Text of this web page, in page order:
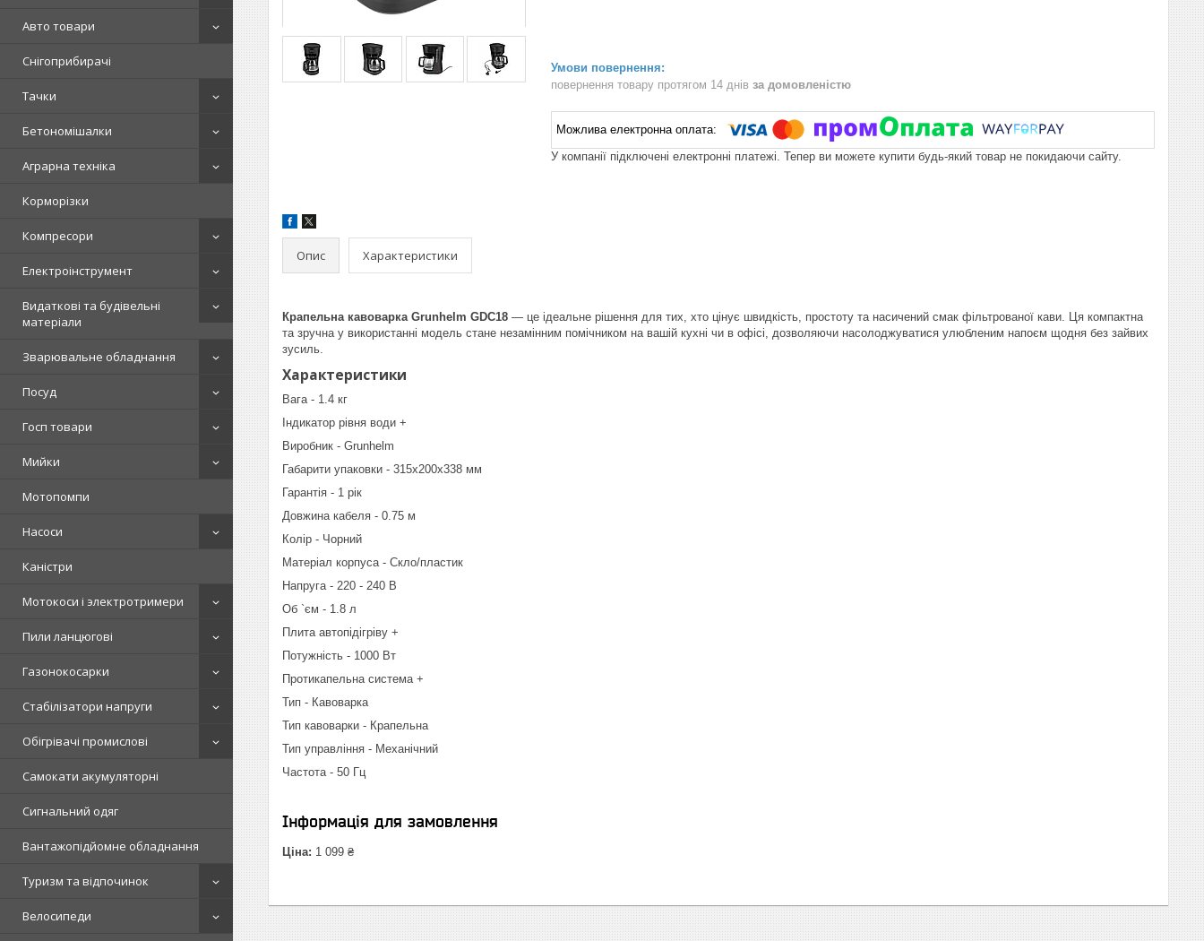
Авто товари
Снігоприбирачі
Тачки
Бетономішалки
Аграрна техніка
Корморізки
Компресори
Електроінструмент
Видаткові та будівельні
матеріали
Зварювальне обладнання
Посуд
Госп товари
Мийки
Мотопомпи
Насоси
Каністри
Мотокоси і электротримери
Пили ланцюгові
Газонокосарки
Стабілізатори напруги
Обігрівачі промислові
Самокати акумуляторні
Сигнальний одяг
Вантажопідйомне обладнання
Туризм та відпочинок
Велосипеди
повернення товару протягом 14 днів за домовленістю
У компанії підключені електронні платежі. Тепер ви можете купити будь-який товар не покидаючи сайту.
Опис Характеристики
Крапельна кавоварка Grunhelm GDC18 — це ідеальне рішення для тих, хто цінує швидкість, простоту та насичений смак фільтрованої кави. Ця компактна
та зручна у використанні модель стане незамінним помічником на вашій кухні чи в офісі, дозволяючи насолоджуватися улюбленим напоєм щодня без зайвих
зусиль.
Характеристики
Вага - 1.4 кг
Індикатор рівня води +
Виробник - Grunhelm
Габарити упаковки - 315х200х338 мм
Гарантія - 1 рік
Довжина кабеля - 0.75 м
Колір - Чорний
Матеріал корпуса - Скло/пластик
Напруга - 220 - 240 В
Об `єм - 1.8 л
Плита автопідігріву +
Потужність - 1000 Вт
Протикапельна система +
Тип - Кавоварка
Тип кавоварки - Крапельна
Тип управління - Механічний
Частота - 50 Гц
Інформація для замовлення
Ціна: 1 099 ₴